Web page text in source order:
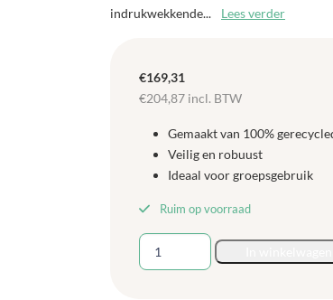
indrukwekkende...
Lees verder
€169,31
€204,87 incl. BTW
Gemaakt van 100%
Veilig en robuust
Ideaal voor groepsgebruik
Ruim op voorraad
Polydron
Natuur